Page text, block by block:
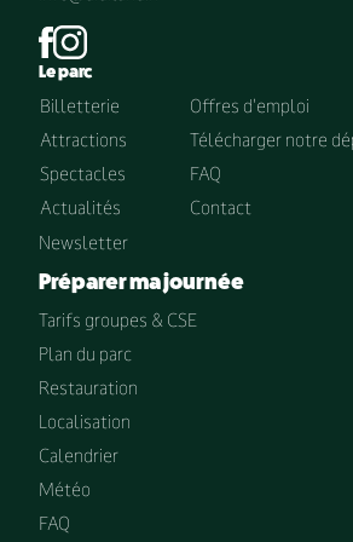
Le parc
Billetterie
Attractions
Spectacles
Actualités
Offres d'emploi
Télécharger notre
FAQ
Contact
Newsletter
Préparer ma journée
Tarifs groupes & CSE
Plan du parc
Restauration
Localisation
Calendrier
Météo
FAQ